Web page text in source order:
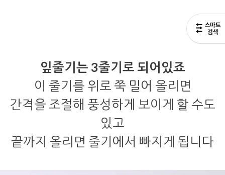
잎줄기는 3줄기로 되어있죠
이 줄기를 위로 쭉 밀어 올리면
간격을 조절해 풍성하게 보이게 할 수도
있고
끝까지 올리면 줄기에서 빠지게 됩니다